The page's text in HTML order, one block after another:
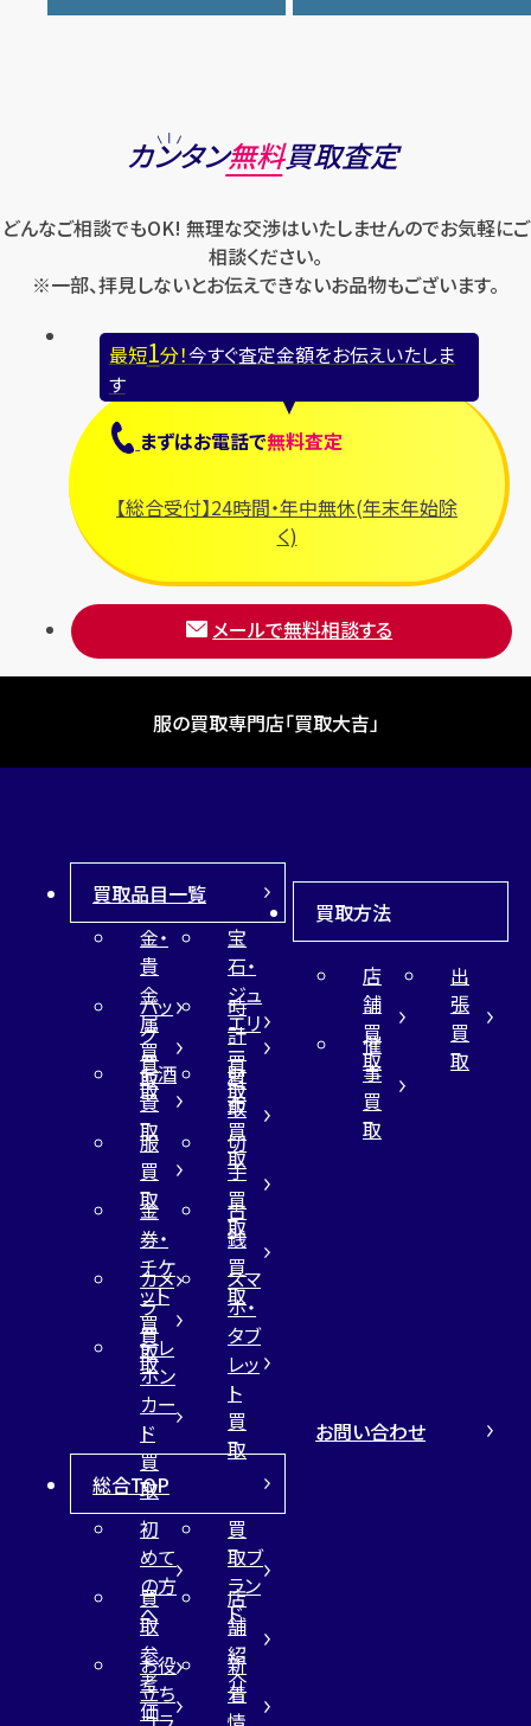
オーデマ ピゲ
スウォッチ
ゼニス
セリーヌ
バカラ
ハリー・ウィンストン
フェラガモ
フェンディ
ブライトリング
プラダ
フランク ミュラー
ブレゲ
ロエベ
ロンジン
カンタン無料買取査定
どんなご相談でもOK! 無理な交渉はいたしませんのでお気軽にご
相談ください。
※一部、拝見しないとお伝えできないお品物もございます。
最短1分！今すぐ査定金額をお伝えいたしま
す
まずはお電話で無料査定
【総合受付】24時間・年中無休(年末年始除
く)
メールで無料相談する
服の買取専門店「買取大吉」
買取品目一覧
金・
貴
金
属
買
取
宝
石・
ジュ
エリ
ー
買
取
バッ
グ
買
取
時
計
買
取
お酒
買
取
財
布
買
取
服
買
取
切
手
買
取
金
券・
チケ
ット
買
取
古
銭
買
取
カメ
ラ
買
取
スマ
ホ・
タブ
レッ
ト
買
取
テレ
ホン
カー
ド
買
取
買取方法
店
舗
買
取
出
張
買
取
催
事
買
取
総合TOP
初
めて
の方
へ
買
取ブ
ラン
ド
買
取
参
考
価
店
舗
紹
介
お役
立ち
新
着
お問い合わせ